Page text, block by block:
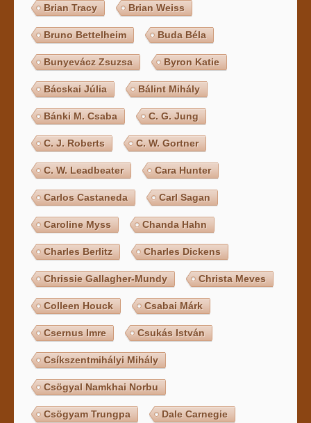
Brian Tracy Brian Weiss
Bruno Bettelheim Buda Béla
Bunyevácz Zsuzsa Byron Katie
Bácskai Júlia Bálint Mihály
Bánki M. Csaba C. G. Jung
C. J. Roberts C. W. Gortner
C. W. Leadbeater Cara Hunter
Carlos Castaneda Carl Sagan
Caroline Myss Chanda Hahn
Charles Berlitz Charles Dickens
Chrissie Gallagher-Mundy Christa Meves
Colleen Houck Csabai Márk
Csernus Imre Csukás István
Csíkszentmihályi Mihály
Csögyal Namkhai Norbu
Csögyam Trungpa Dale Carnegie